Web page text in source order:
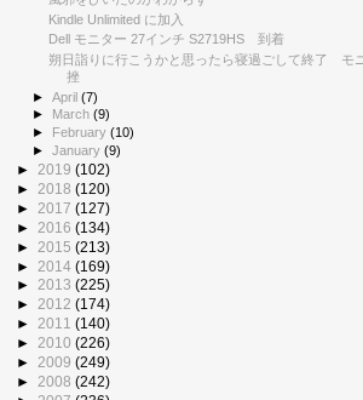
Kindle Unlimited に加入
Dell モニター 27インチ S2719HS 到着
朔日詣りに行こうかと思ったら寝過ごして終了 モ
挫
►April(7)
►
March(9)
►
February(10)
►January(9)
► 2019 (102)
► 2018 (120)
► 2017 (127)
► 2016 (134)
► 2015 (213)
► 2014 (169)
► 2013 (225)
► 2012 (174)
► 2011 (140)
► 2010 (226)
► 2009 (249)
► 2008 (242)